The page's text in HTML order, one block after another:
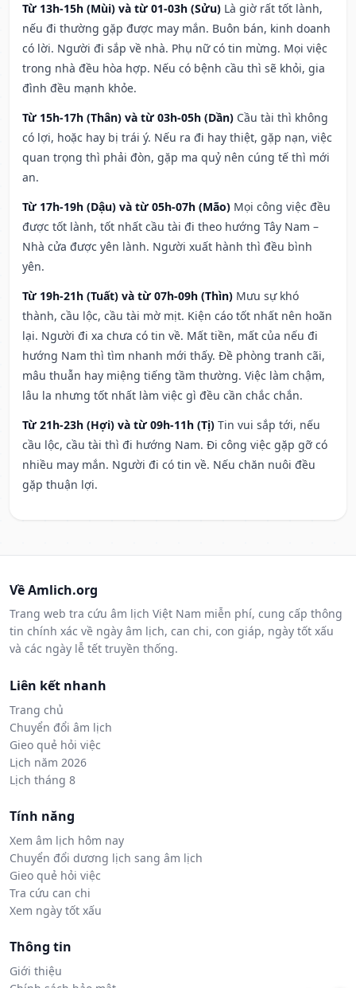
Từ 13h-15h (Mùi) và từ 01-03h (Sửu) Là giờ rất tốt lành,
nếu đi thường gặp được may mắn. Buôn bán, kinh doanh
có lời. Người đi sắp về nhà. Phụ nữ có tin mừng. Mọi việc
trong nhà đều hòa hợp. Nếu có bệnh cầu thì sẽ khỏi, gia
đình đều mạnh khỏe.
Từ 15h-17h (Thân) và từ 03h-05h (Dần) Cầu tài thì không
có lợi, hoặc hay bị trái ý. Nếu ra đi hay thiệt, gặp nạn, việc
quan trọng thì phải đòn, gặp ma quỷ nên cúng tế thì mới
an.
Từ 17h-19h (Dậu) và từ 05h-07h (Mão) Mọi công việc đều
được tốt lành, tốt nhất cầu tài đi theo hướng Tây Nam –
Nhà cửa được yên lành. Người xuất hành thì đều bình
yên.
Từ 19h-21h (Tuất) và từ 07h-09h (Thìn) Mưu sự khó
thành, cầu lộc, cầu tài mờ mịt. Kiện cáo tốt nhất nên hoãn
lại. Người đi xa chưa có tin về. Mất tiền, mất của nếu đi
hướng Nam thì tìm nhanh mới thấy. Đề phòng tranh cãi,
mâu thuẫn hay miệng tiếng tầm thường. Việc làm chậm,
lâu la nhưng tốt nhất làm việc gì đều cần chắc chắn.
Từ 21h-23h (Hợi) và từ 09h-11h (Tị) Tin vui sắp tới, nếu
cầu lộc, cầu tài thì đi hướng Nam. Đi công việc gặp gỡ có
nhiều may mắn. Người đi có tin về. Nếu chăn nuôi đều
gặp thuận lợi.
Về Amlich.org
Trang web tra cứu âm lịch Việt Nam miễn phí, cung cấp thông
tin chính xác về ngày âm lịch, can chi, con giáp, ngày tốt xấu
và các ngày lễ tết truyền thống.
Liên kết nhanh
Trang chủ
Chuyển đổi âm lịch
Gieo quẻ hỏi việc
Lịch năm 2026
Lịch tháng 8
Tính năng
Xem âm lịch hôm nay
Chuyển đổi dương lịch sang âm lịch
Gieo quẻ hỏi việc
Tra cứu can chi
Xem ngày tốt xấu
Thông tin
Giới thiệu